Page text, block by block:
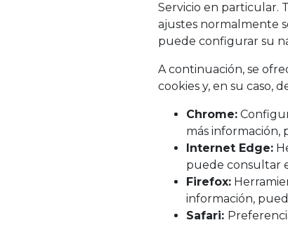
Servicio en particular.
ajustes normalmente
puede configurar su
A continuación, se
cookies y, en su caso,
Chrome:
más información,
Internet Edge:
puede consultar
Firefox:
información,
Safari: